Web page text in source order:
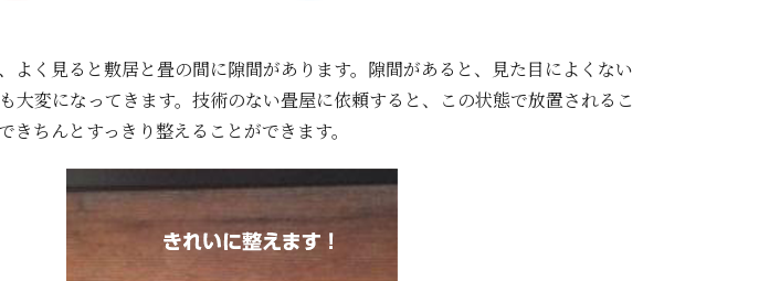
く見ると敷居と畳の間に隙間があります。隙間があると、見た目によくない
変になってきます。技術のない畳屋に依頼すると、この状態で放置されるこ
ちんとすっきり整えることができます。